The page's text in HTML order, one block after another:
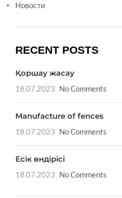
Новости
RECENT POSTS
Қоршау жасау
18.07.2023 No Comments
Manufacture of fences
18.07.2023 No Comments
Есік өндірісі
18.07.2023 No Comments